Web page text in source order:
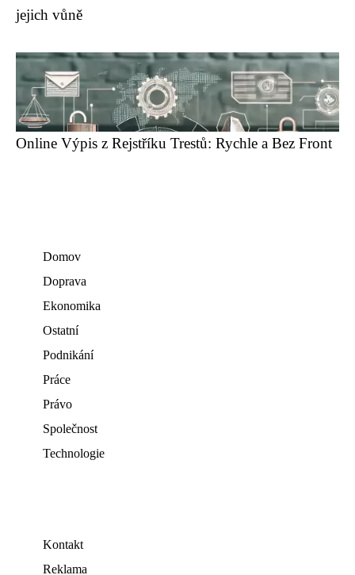
jejich vůně
Online Výpis z Rejstříku Trestů: Rychle a Bez Front
Domov
Doprava
Ekonomika
Ostatní
Podnikání
Práce
Právo
Společnost
Technologie
Kontakt
Reklama